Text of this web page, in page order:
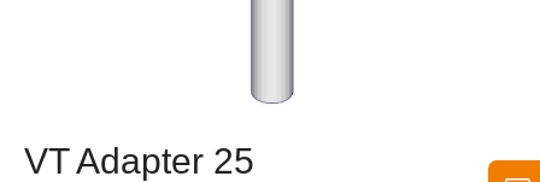
VT Adapter 25